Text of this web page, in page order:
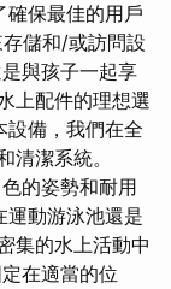
確保最佳的用戶
儲和/或訪問設
與孩子一起享
上配件的理想選
設備，我們在全
清潔系統。
的姿勢和耐用
運動游泳池還是
集的水上活動中
在適當的位